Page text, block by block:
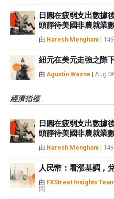
日圓在疲弱支出數據
頭靜待美國非農就業
由 Haresh Menghani | 14
紐元在美元走強之際
由 Agustin Wazne | Aug
經濟指標
日圓在疲弱支出數據
頭靜待美國非農就業
由 Haresh Menghani | 14
人民幣：看漲基調，
由 FXStreet Insights
間